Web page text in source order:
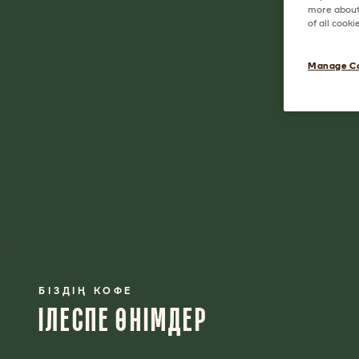
БІЗДІҢ КОФЕ
ІЛЕСПЕ ӨНІМДЕР
more
of all
Manage